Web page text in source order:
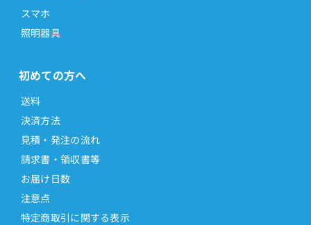
スマホ
照明器具
初めての方へ
送料
決済方法
見積・発注の流れ
請求書・領収書等
お届け日数
注意点
特定商取引に関する表示